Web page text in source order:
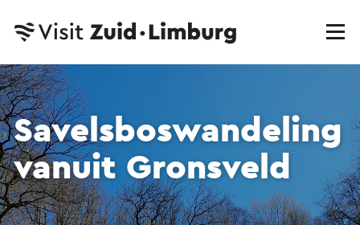
Savelsboswandeling
vanuit Gronsveld